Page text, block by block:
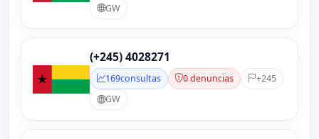
GW
(+245) 4028271
169consultas 0 denuncias
+245
GW